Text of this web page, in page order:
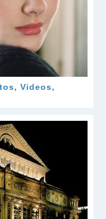
Videos,